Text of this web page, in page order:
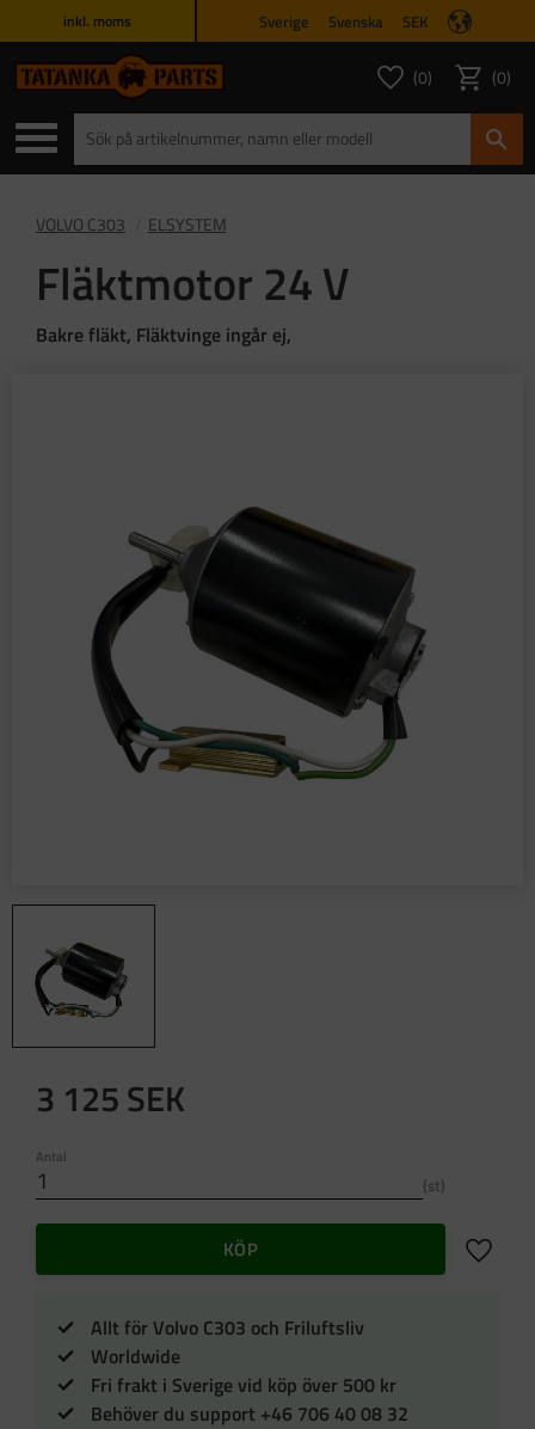
inkl. moms Sverige Svenska SEK
Favoriter
ANTAL
0 Kundvagn
0
VOLVO C303 ELSYSTEM
Fläktmotor 24 V
Bakre fläkt, Fläktvinge ingår ej,
3 125SEK
Antal
st
KÖP Lägg
Allt för Volvo C303 och Friluftsliv
Worldwide
Fri frakt i Sverige vid köp över 500 kr
Behöver du support +46 706 40 08 32